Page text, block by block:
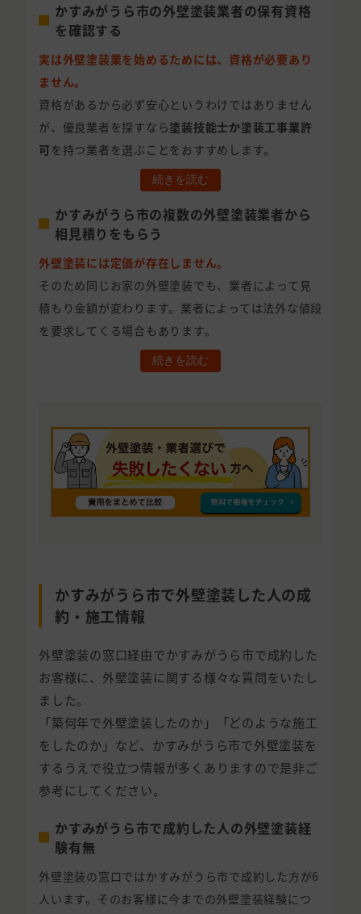
かすみがうら市の外壁塗装業者の保有資格
を確認する
実は外壁塗装業を始めるためには、資格が必要あり
ません。
資格があるから必ず安心というわけではありません
が、優良業者を探すなら塗装技能士か塗装工事業許
可 を持つ業者を選ぶことをおすすめします。
続きを読む
かすみがうら市の複数の外壁塗装業者から
相見積りをもらう
外壁塗装には定価が存在しません。
そのため同じお家の外壁塗装でも、業者によって見
積もり金額が変わります。業者によっては法外な値段
を要求してくる場合もあります。
続きを読む
かすみがうら市で外壁塗装した人の成
約・施工情報
外壁塗装の窓口経由でかすみがうら市で成約した
お客様に、外壁塗装に関する様々な質問をいたし
ました。
「築何年で外壁塗装したのか」「どのような施工
をしたのか」など、かすみがうら市で外壁塗装を
するうえで役立つ情報が多くありますので是非ご
参考にしてください。
かすみがうら市で成約した人の外壁塗装経
験有無
外壁塗装の窓口ではかすみがうら市で成約した方が6
人います。そのお客様に今までの外壁塗装経験につ